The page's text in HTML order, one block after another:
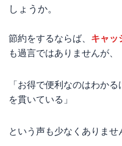
しょうか。
節約をするならば、 キャッ
も過言ではありませんが、
「お得で便利なのはわか
を貫いている」
という声も少なくありませ